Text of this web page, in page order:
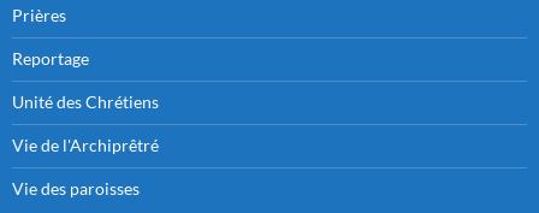
Prières
Reportage
Unité des Chrétiens
Vie de l'Archiprêtré
Vie des paroisses